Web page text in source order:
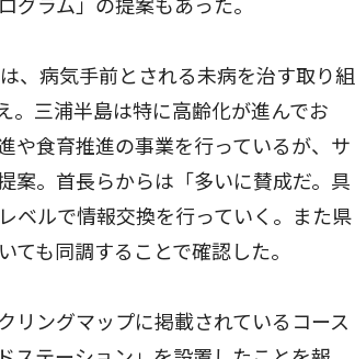
ラム」の提案もあった。
、病気手前とされる未病を治す取り組
。三浦半島は特に高齢化が進んでお
や食育推進の事業を行っているが、サ
案。首長らからは「多いに賛成だ。具
ベルで情報交換を行っていく。また県
も同調することで確認した。
ングマップに掲載されているコース